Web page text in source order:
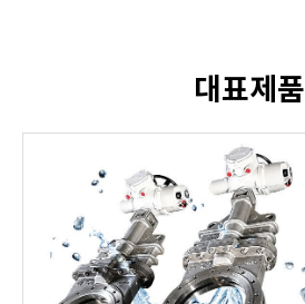
대표제품